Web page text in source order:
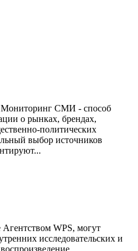
СМИ - способ
о рынках, брендах,
политических
выбор источников
WPS, могут
исследовательских и